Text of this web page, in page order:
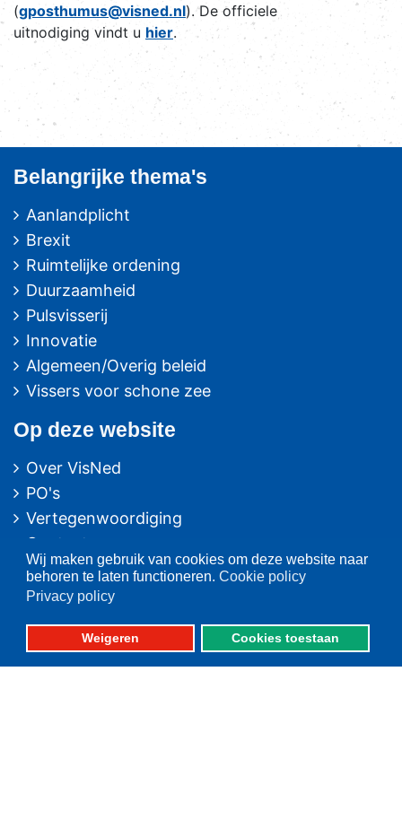
Wij maken gebruik van cookies om deze website naar
behoren te laten functioneren. Cookie policy
Privacy policy
Weigeren Cookies toestaan
(gposthumus@visned.nl). De officiele
uitnodiging vindt u hier.
Belangrijke thema's
Aanlandplicht
Brexit
Ruimtelijke ordening
Duurzaamheid
Pulsvisserij
Innovatie
Algemeen/Overig beleid
Vissers voor schone zee
Op deze website
Over VisNed
PO's
Vertegenwoordiging
Contact
Nieuwsarchief
Contactinformatie
Postbus 59
8320 AB URK